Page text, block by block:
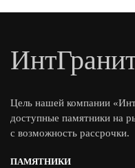
Цель нашей компании
доступные памятники на
с возможность рассрочки.
ПАМЯТНИКИ